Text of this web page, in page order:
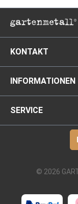
KONTAKT
INFORMATIONEN
SERVICE
© 2026